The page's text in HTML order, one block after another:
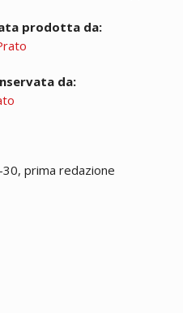
prodotta da:
da:
prima redazione